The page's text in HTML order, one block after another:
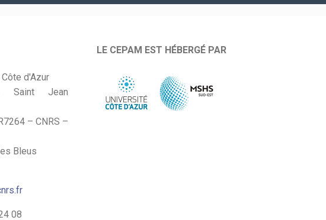
d'Azur
Saint Jean
– CNRS –
Bleus
08
LE CEPAM EST HÉBERGÉ PAR